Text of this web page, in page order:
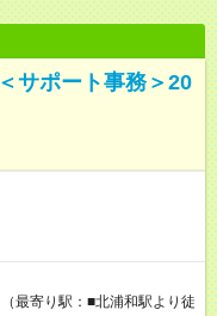
サポート事務＞20
最寄り駅：■北浦和駅より徒